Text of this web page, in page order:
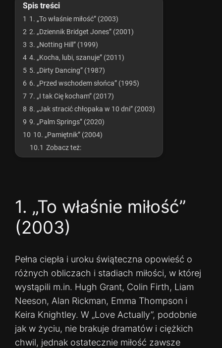
Spis treści
1 1. „To właśnie miłość” (2003)
2 2. „Dziennik Bridget Jones” (2001)
3 3. „Notting Hill” (1999)
4 4. „Kocha, lubi, szanuje” (2011)
5 5. „Dirty Dancing” (1987)
6 6. „Przed wschodem słońca” (1995)
7 7. „I tak Cię kocham” (2017)
8 8. „Jak stracić chłopaka w 10 dni” (2003)
9 9. „Palm Springs” (2020)
10 10. „Pamiętnik” (2004)
10.1 Zobacz też:
1. „To właśnie miłość”
(2003)
Pełna ciepła i uroku świąteczna opowieść o
różnych obliczach i stadiach miłości, w której
wystąpili m.in. Hugh Grant, Colin Firth, Liam
Neeson, Alan Rickman, Emma Thompson i
Keira Knightley. W „Love Actually”, podobnie
jak w życiu, nie brakuje dramatów i ciężkich
chwil, jednak ostatecznie miłość zawsze